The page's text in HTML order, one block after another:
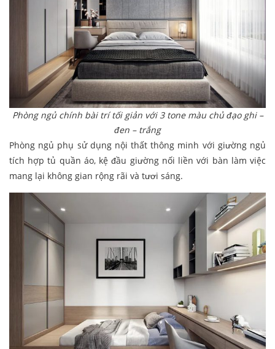
Phòng ngủ chính bài trí tối giản với 3 tone màu chủ đạo ghi –
đen – trắng
Phòng ngủ phụ sử dụng nội thất thông minh với giường ngủ
tích hợp tủ quần áo, kệ đầu giường nối liền với bàn làm việc
mang lại không gian rộng rãi và tươi sáng.